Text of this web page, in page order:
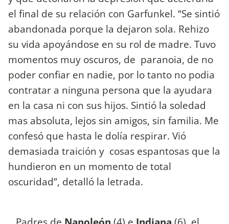
el final de su relación con Garfunkel. “Se sintió
abandonada porque la dejaron sola. Rehizo
su vida apoyándose en su rol de madre. Tuvo
momentos muy oscuros, de paranoia, de no
poder confiar en nadie, por lo tanto no podia
contratar a ninguna persona que la ayudara
en la casa ni con sus hijos. Sintió la soledad
mas absoluta, lejos sin amigos, sin familia. Me
confesó que hasta le dolía respirar. Vió
demasiada traición y cosas espantosas que la
hundieron en un momento de total
oscuridad”, detalló la letrada.